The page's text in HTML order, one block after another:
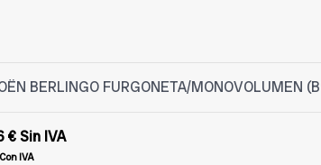
BERLINGO FURGONETA/MONOVOLUMEN
€Sin IVA
Con IVA